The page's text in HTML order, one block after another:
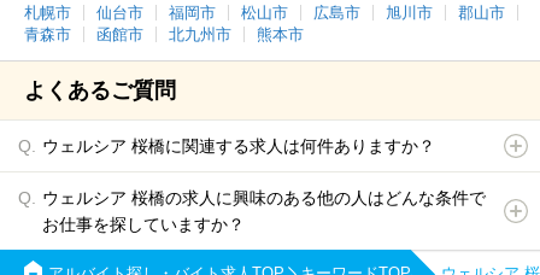
札幌市 仙台市 福岡市 松山市 広島市 旭川市
郡山市
青森市
函館市 北九州市 熊本市
よくあるご質問
ウェルシア 桜橋に関連する求人は何件ありますか？
ウェルシア 桜橋の求人に興味のある他の人はどんな条件で
お仕事を探していますか？